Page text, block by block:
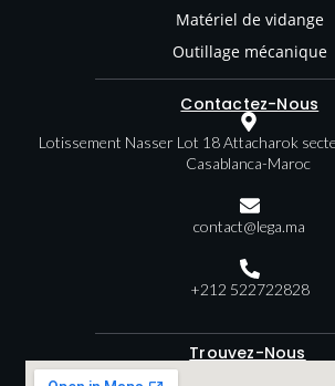
Matériel de vidange
Outillage mécanique
Contactez-Nous
Lotissement Nasser Lot 18 Attacharok
Casablanca-Maroc
contact@lega.ma
+212 522722828
Trouvez-Nous